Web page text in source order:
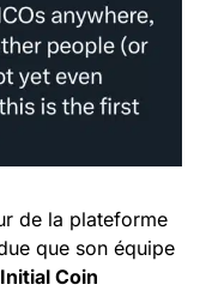
de la plateforme
que son équipe
Coin